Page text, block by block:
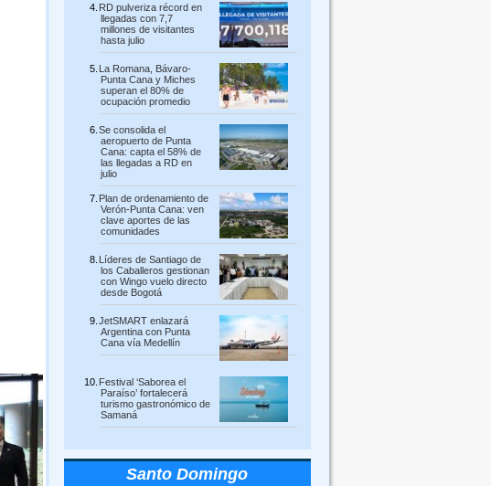
RD pulveriza récord en
llegadas con 7,7
millones de visitantes
hasta julio
La Romana, Bávaro-
Punta Cana y Miches
superan el 80% de
ocupación promedio
Se consolida el
aeropuerto de Punta
Cana: capta el 58% de
las llegadas a RD en
julio
Plan de ordenamiento de
Verón-Punta Cana: ven
clave aportes de las
comunidades
Líderes de Santiago de
los Caballeros gestionan
con Wingo vuelo directo
desde Bogotá
JetSMART enlazará
Argentina con Punta
Cana vía Medellín
Festival ‘Saborea el
Paraíso’ fortalecerá
turismo gastronómico de
Samaná
Santo Domingo